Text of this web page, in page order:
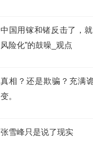
中国用镓和锗反击了，
风险化”的鼓噪_观点
真相？还是欺骗？充满
变。
张雪峰只是说了现实